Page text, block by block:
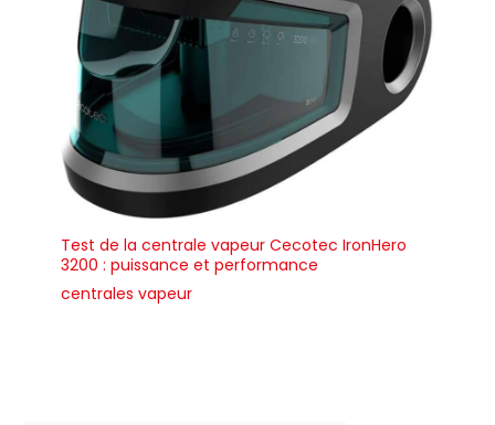
Test de la centrale vapeur Cecotec IronHero
3200 : puissance et performance
centrales vapeur